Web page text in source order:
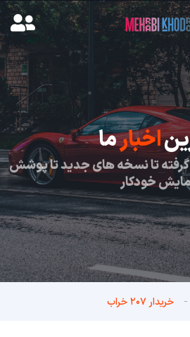
اخبارما
تا نسخه های جدید تا پوشش
خودکار
خریدار ۲۰۷ خراب